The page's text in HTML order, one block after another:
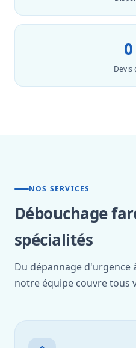
Devis
NOS SERVICES
Débouchage
spécialités
Du dépannage d'urgence
notre équipe couvre tous